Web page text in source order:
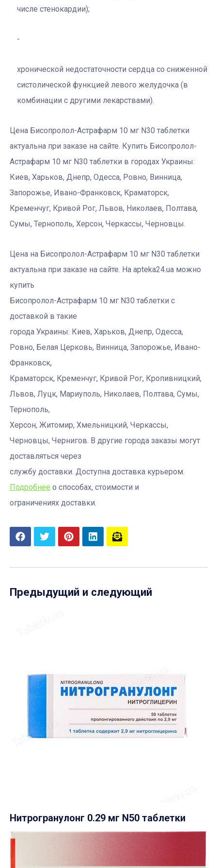
числе стенокардии);
хронической недостаточности сердца co сниженной
систолической функцией левого желудочка (в
комбинации c другими лекарствами).
Цена Бисопролол-Астрафарм 10 мг N30 таблетки
актуальна при заказе на сайте. Купить Бисопролол-
Астрафарм 10 мг N30 таблетки в городах Украины:
Киев, Харьков, Днепр, Одесса, Ровно, Винница,
Запорожье, Ивано-Франковск, Краматорск,
Кременчуг, Кривой Рог, Львов, Николаев, Полтава,
Сумы, Тернополь, Херсон, Черкассы, Черновцы.
Цена на Бисопролол-Астрафарм 10 мг N30 таблетки
актуальна при заказе на сайте. На apteka24.ua можно
купить
Бисопролол-Астрафарм 10 мг N30 таблетки с
доставкой в такие
города Украины: Киев, Харьков, Днепр, Одесса,
Ровно, Белая Церковь, Винница, Запорожье, Ивано-
Франковск,
Краматорск, Кременчуг, Кривой Рог, Кропивницкий,
Львов, Луцк, Мариуполь, Николаев, Полтава, Сумы,
Тернополь,
Херсон, Житомир, Хмельницкий, Черкассы,
Черновцы, Чернигов. В другие города заказы могут
доставляться через
службу доставки. Доступна доставка курьером.
Подробнее о способах, стоимости и
ограничениях доставки.
Предыдущий и следующий
Нитрогранулонг 0.29 мг N50 таблетки